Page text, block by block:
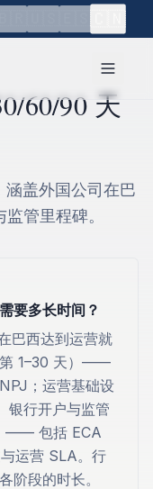
🇪🇸🇨🇳
60/90 天
盖外国公司在巴
管里程碑。
要多长时间？
巴西达到运营就
第 1–30 天）——
；运营基础设
行开户与监管
—— 包括 ECA
运营 SLA。行
阶段的时长。